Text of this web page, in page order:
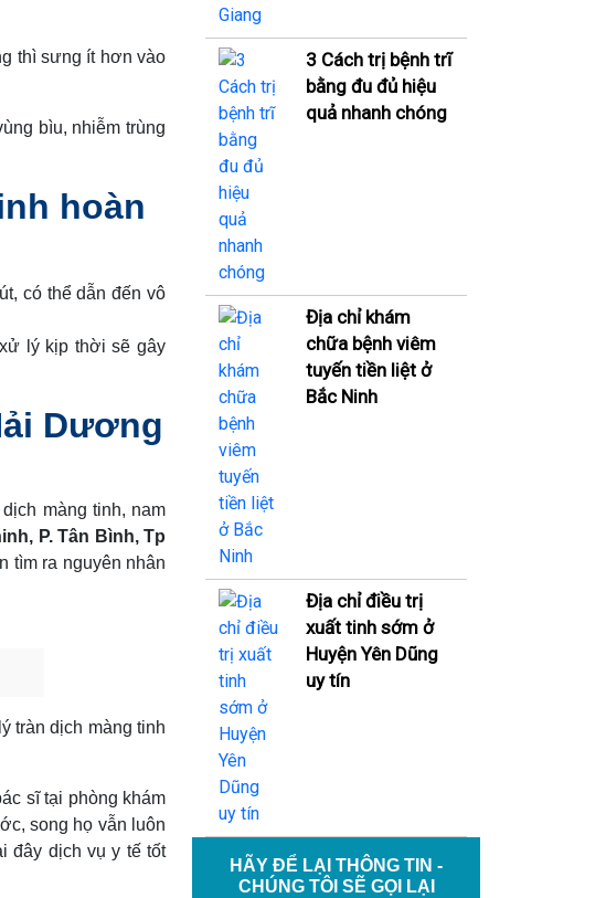
thì sưng ít hơn vào
bìu, nhiễm trùng
hoàn
có thể dẫn đến vô
lý kịp thời sẽ gây
Dương
màng tinh, nam
P. Tân Bình, Tp
tìm ra nguyên nhân
tràn dịch màng tinh
sĩ tại phòng khám
song họ vẫn luôn
đây dịch vụ y tế tốt
3 Cách trị bệnh trĩ
bằng đu đủ hiệu
quả nhanh chóng
Địa chỉ khám
chữa bệnh viêm
tuyến tiền liệt ở
Bắc Ninh
Địa chỉ điều trị
xuất tinh sớm ở
Huyện Yên Dũng
uy tín
HÃY ĐỂ LẠI THÔNG TIN -
CHÚNG TÔI SẼ GỌI LẠI